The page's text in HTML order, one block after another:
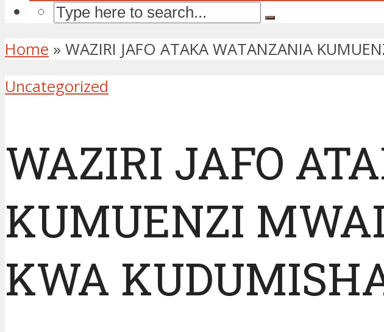
Home » WAZIRI JAFO ATAKA WATANZANIA
Uncategorized
WAZIRI JAFO
KUMUENZI
KWA